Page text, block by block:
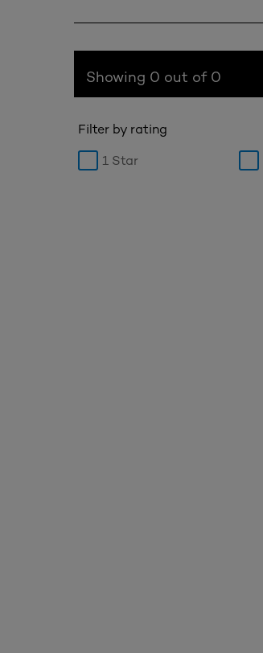
Showing 0 out of 0
Filter by rating
1 Star